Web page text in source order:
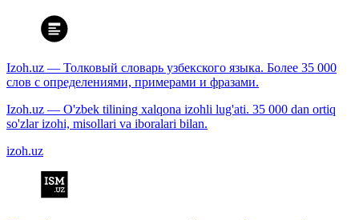
Izoh.uz — Толковый словарь узбекского языка. Более 35 000
слов с определениями, примерами и фразами.
Izoh.uz — O'zbek tilining xalqona izohli lug'ati. 35 000 dan ortiq
so'zlar izohi, misollari va iboralari bilan.
izoh.uz